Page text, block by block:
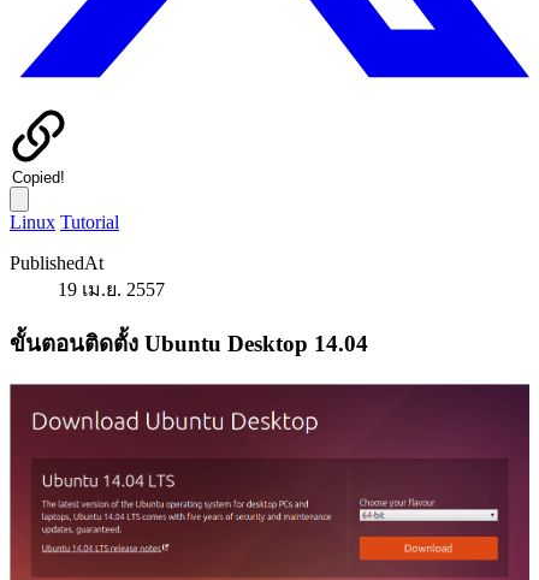
Copied!
Linux Tutorial
PublishedAt
19 เม.ย. 2557
ขั้นตอนติดตั้ง Ubuntu Desktop 14.04